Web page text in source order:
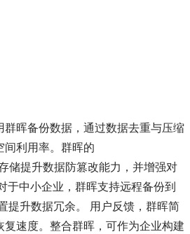
晖备份数据，通过数据去重与压缩
利用率。群晖的
储提升数据防篡改能力，并增强对
于中小企业，群晖支持远程备份到
提升数据冗余。 用户反馈，群晖简
速度。整合群晖，可作为企业构建